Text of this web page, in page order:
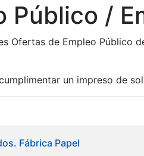
Público /
Ofertas de Empleo Público
un impreso de
Fábrica Papel